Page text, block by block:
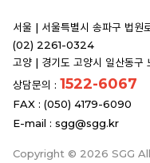
서울 | 서울특별시 송파구 법
(02) 2261-0324
고양 | 경기도 고양시 일산동
상담문의 : 1522-6067
FAX : (050) 4179-6090
E-mail : sgg@sgg.kr
Copyright © 2026 SGG